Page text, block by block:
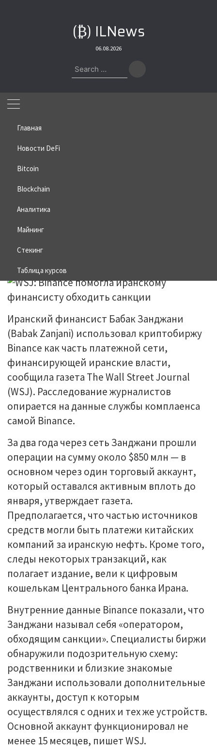
(₿) ILNews
06.08.2026
Search
for:
Главная
Новости DeFi
Bitcoin
Blockchain
Аналитика
Майнинг
Стекинг
Таблица курсов
Home»Bitcoin
иранскому финансисту обходить
санкции
25.05.2026
Иранский финансист Бабак Занджани
(Babak Zanjani) использовал криптобиржу
Binance как часть платежной сети,
финансирующей иранские власти,
сообщила газета The Wall Street Journal
(WSJ). Расследование журналистов
опирается на данные службы комплаенса
самой Binance.
За два года через сеть Занджани прошли
операции на сумму около $850 млн — в
основном через один торговый аккаунт,
который оставался активным вплоть до
января, утверждает газета.
Предполагается, что частью источников
средств могли быть платежи китайских
компаний за иранскую нефть. Кроме того,
следы некоторых транзакций, как
полагает издание, вели к цифровым
кошелькам Центрального банка Ирана.
Внутренние данные Binance показали, что
Занджани называл себя «оператором,
обходящим санкции». Специалисты биржи
обнаружили подозрительную схему:
родственники и близкие знакомые
Занджани использовали дополнительные
аккаунты, доступ к которым
осуществлялся с одних и тех же устройств.
Основной аккаунт функционировал не
менее 15 месяцев, пишет WSJ.